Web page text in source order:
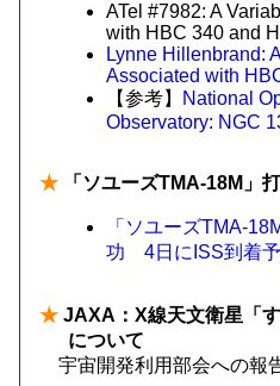
ATel #7982: A
with HBC 340 and
Lynne Hillenbrand:
Associated with
【参考】
National
Observatory: NGC
★ 「ソユーズTMA-18M」
「ソユーズTMA-
功 4日にISS到着予
★ JAXA：X線天文衛星「
について
宇宙開発利用部会への報